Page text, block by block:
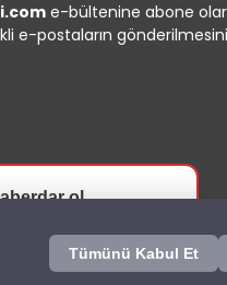
e-bültenine abone
e-postaların
Tümünü Kabul Et
ol.